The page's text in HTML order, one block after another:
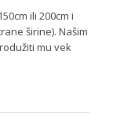
ili 200cm i
širine). Našim
mu vek